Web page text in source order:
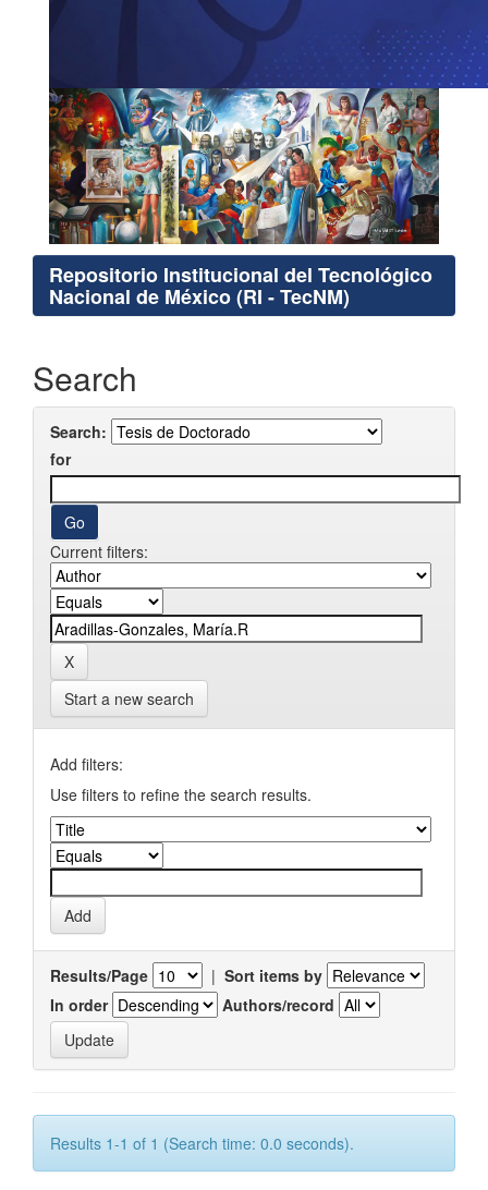
Repositorio Institucional del Tecnológico
Nacional de México (RI - TecNM)
Search
Search:
for
Current filters:
Start a new search
Add filters:
Use filters to refine the search results.
Results/Page | Sort items by
In order
Authors/record
Results 1-1 of 1 (Search time: 0.0 seconds).